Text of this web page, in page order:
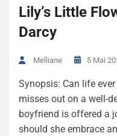
Lily’s Little
Darcy
Melliane 5 Mai
Synopsis: Can life
misses out on a well-
boyfriend is offered a
should she embrace